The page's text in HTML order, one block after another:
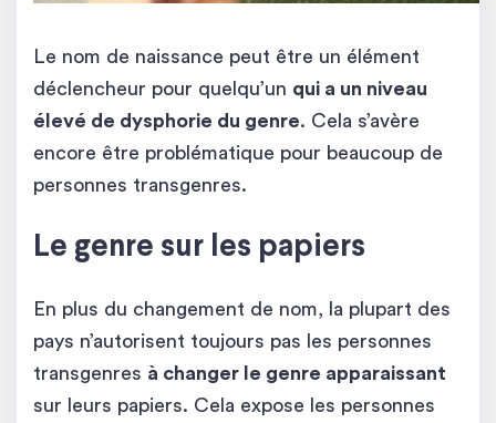
Le nom de naissance peut être un élément
déclencheur pour quelqu’un qui a un niveau
élevé de dysphorie du genre. Cela s’avère
encore être problématique pour beaucoup de
personnes transgenres.
Le genre sur les papiers
En plus du changement de nom, la plupart des
pays n’autorisent toujours pas les personnes
transgenres à changer le genre apparaissant
sur leurs papiers. Cela expose les personnes